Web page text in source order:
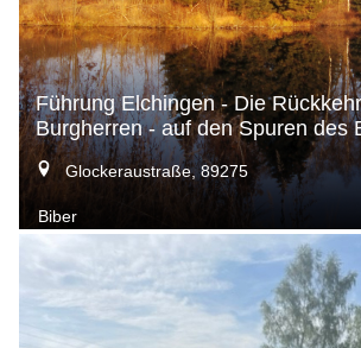
Führung Elchingen - Die
Burgherren - auf den Spuren des
Glockeraustraße, 89275
Biber